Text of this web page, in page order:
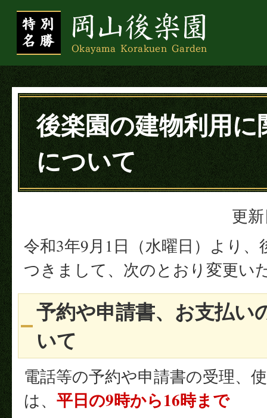
後楽園の建物利用
について
更
令和3年9月1日（水曜日）より
つきまして、次のとおり変更い
予約や申請書、お支払い
いて
電話等の予約や申請書の受理、
は、 平日の9時から16時まで